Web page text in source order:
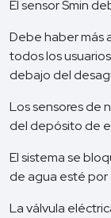
El sensor Smin
Debe haber más
todos los
debajo del
Los sensores de
del depósito de
El sistema se
de agua esté por
La válvula